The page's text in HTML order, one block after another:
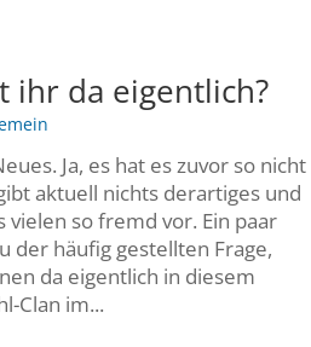
ihr da eigentlich?
Ja, es hat es zuvor so nicht
aktuell nichts derartiges und
vielen so fremd vor. Ein paar
der häufig gestellten Frage,
da eigentlich in diesem
Clan im...